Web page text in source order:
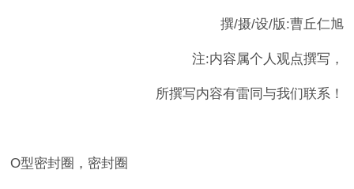
撰/摄/设/版:曹丘仁旭
注:内容属个人观点撰写，
所撰写内容有雷同与我们联系！
O型密封圈，密封圈